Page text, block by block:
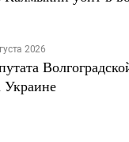
2026
Украине